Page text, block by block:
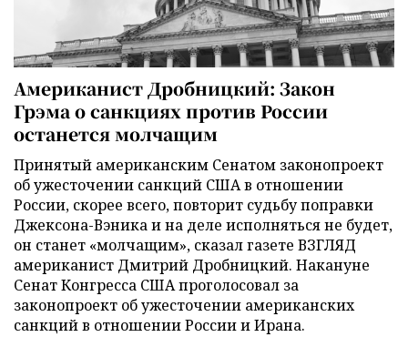
Американист Дробницкий: Закон
Грэма о санкциях против России
останется молчащим
Принятый американским Сенатом законопроект
об ужесточении санкций США в отношении
России, скорее всего, повторит судьбу поправки
Джексона-Вэника и на деле исполняться не будет,
он станет «молчащим», сказал газете ВЗГЛЯД
американист Дмитрий Дробницкий. Накануне
Сенат Конгресса США проголосовал за
законопроект об ужесточении американских
санкций в отношении России и Ирана.